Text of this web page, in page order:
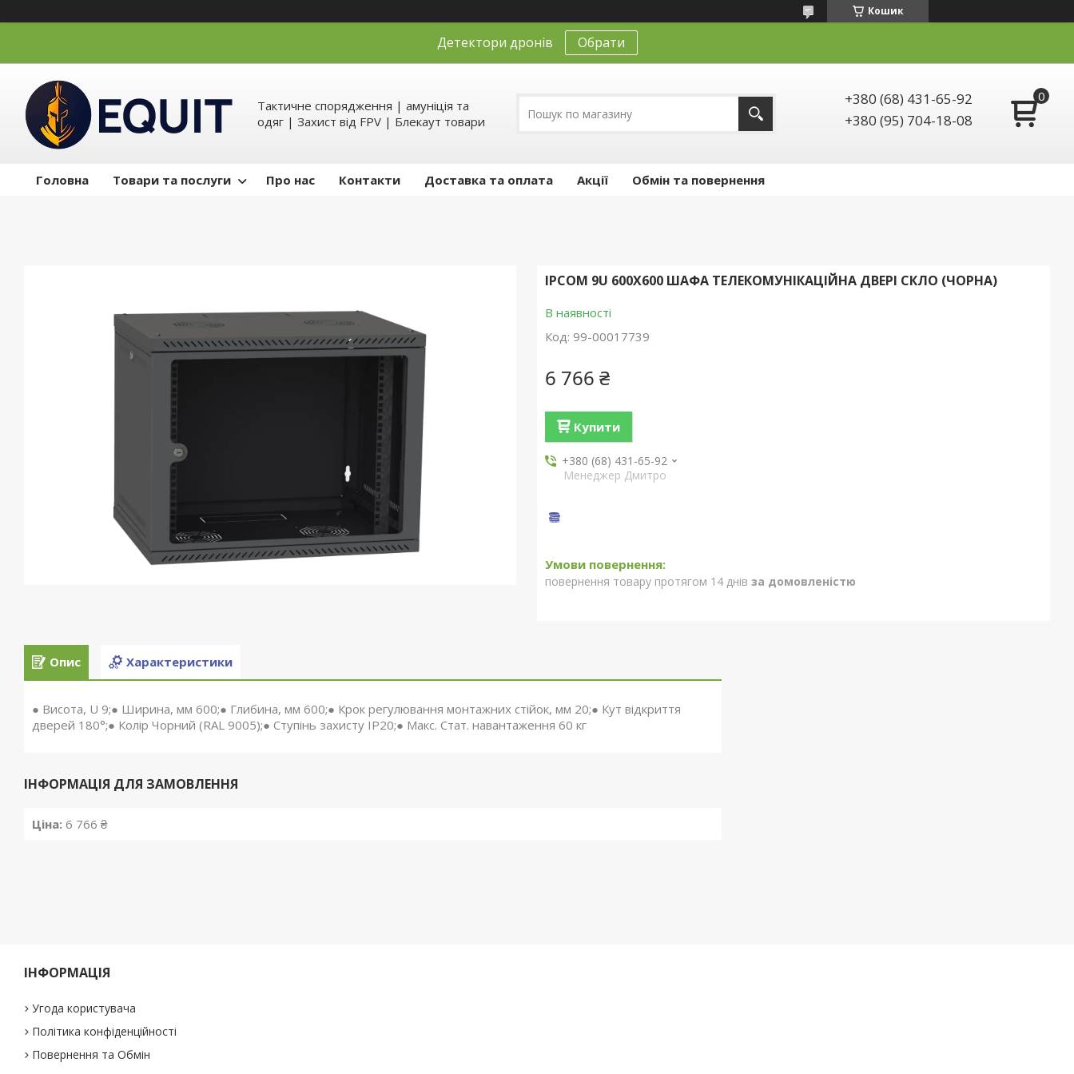
Кошик
Детектори дронів Обрати
Тактичне спорядження | амуніція та
одяг | Захист від FPV | Блекаут товари
+380 (68) 431-65-92
+380 (95) 704-18-08
Головна Товари та послуги Про нас Контакти Доставка та оплата Акції Обмін та повернення
IPCOM 9U 600X600 ШАФА ТЕЛЕКОМУНІКАЦІЙНА ДВЕРІ СКЛО (ЧОРНА)
В наявності
Код: 99-00017739
6 766 ₴
Купити
+380 (68) 431-65-92
Менеджер Дмитро
повернення товару протягом 14 днів за домовленістю
Опис Характеристики
● Висота, U 9;● Ширина, мм 600;● Глибина, мм 600;● Крок регулювання монтажних стійок, мм 20;● Кут відкриття
дверей 180°;● Колір Чорний (RAL 9005);● Ступінь захисту IP20;● Макс. Стат. навантаження 60 кг
ІНФОРМАЦІЯ ДЛЯ ЗАМОВЛЕННЯ
Ціна: 6 766 ₴
ІНФОРМАЦІЯ
Угода користувача
Політика конфіденційності
Повернення та Обмін